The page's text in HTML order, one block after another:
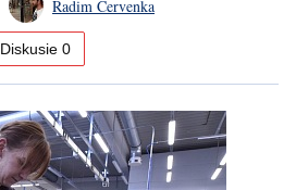
Radim Červenka
Diskusie 0